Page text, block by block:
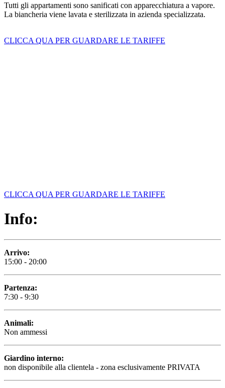
Tutti gli appartamenti sono sanificati con apparecchiatura a vapore.
La biancheria viene lavata e sterilizzata in azienda specializzata.
CLICCA QUA PER GUARDARE LE TARIFFE
CLICCA QUA PER GUARDARE LE TARIFFE
Info:
Arrivo:
15:00 - 20:00
Partenza:
7:30 - 9:30
Animali:
Non ammessi
Giardino interno:
non disponibile alla clientela - zona esclusivamente PRIVATA